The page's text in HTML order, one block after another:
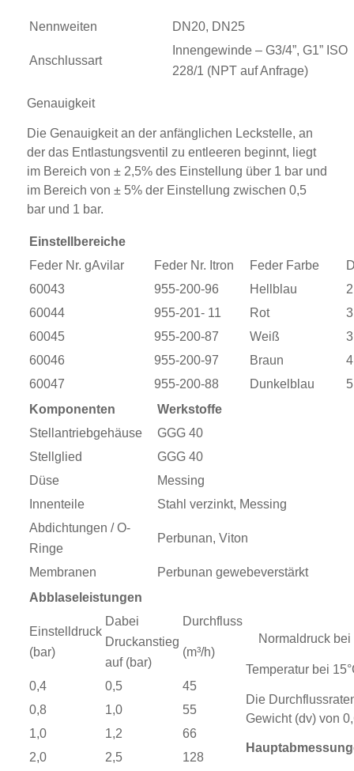
Nennweiten DN20, DN25
Anschlussart
Innengewinde – G3/4”, G1” ISO
228/1 (NPT auf Anfrage)
Genauigkeit
Die Genauigkeit an der anfänglichen Leckstelle, an
der das Entlastungsventil zu entleeren beginnt, liegt
im Bereich von ± 2,5% des Einstellung über 1 bar und
im Bereich von ± 5% der Einstellung zwischen 0,5
bar und 1 bar.
Einstellbereiche
Feder Nr. gAvilar
Feder Nr. Itron Feder Farbe
60043
955-200-96 Hellblau
60044
955-201- 11 Rot
60045
955-200-87 Weiß
60046
955-200-97 Braun
60047
955-200-88 Dunkelblau
Komponenten
Werkstoffe
Stellantriebgehäuse
GGG 40
Stellglied
GGG 40
Düse
Messing
Innenteile
Stahl verzinkt, Messing
Abdichtungen / O-
Ringe
Perbunan, Viton
Membranen
Perbunan gewebeverstärkt
Abblaseleistungen
Einstelldruck
(bar)
Dabei
Druckanstieg
auf (bar)
Durchfluss
(m³/h)
Normaldruck bei
Temperatur bei
Die
Gewicht (dv) von
0,4 0,5
45
0,8
1,0
55
1,0
1,2
66
2,0
2,5
128